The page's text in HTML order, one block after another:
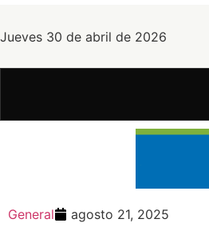
Jueves 30 de abril de 2026
General agosto 21, 2025